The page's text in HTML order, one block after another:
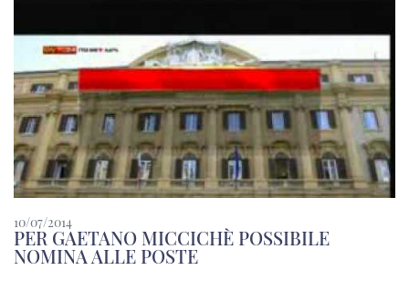
10/07/2014
PER GAETANO MICCICHÈ POSSIBILE
NOMINA ALLE POSTE